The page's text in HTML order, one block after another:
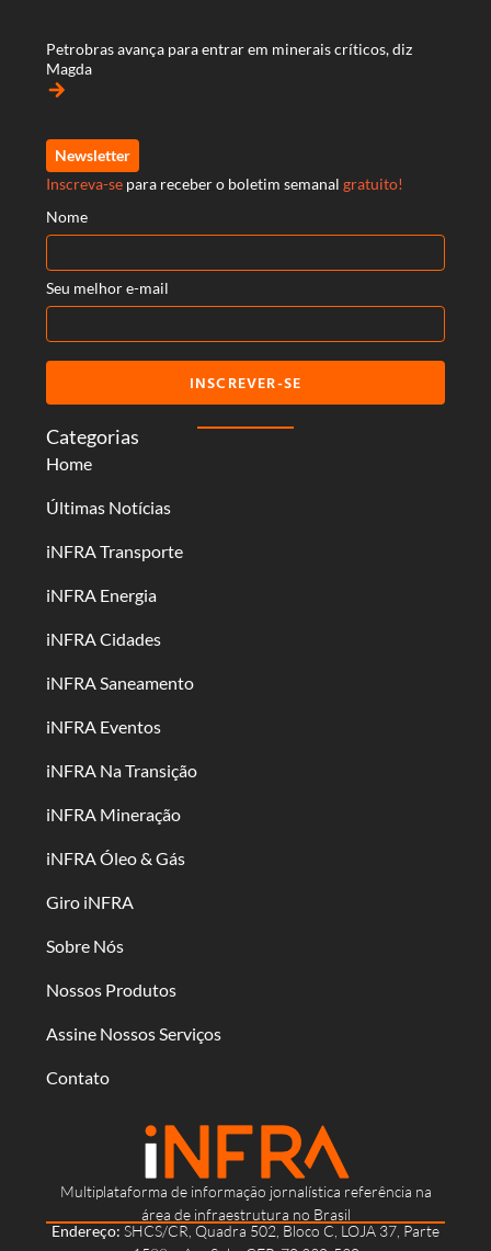
Multiplataforma de informação jornalística referência na
área de infraestrutura no Brasil
Endereço: SHCS/CR, Quadra 502, Bloco C, LOJA 37, Parte
Categorias
Home
Últimas Notícias
iNFRA Transporte
iNFRA Energia
iNFRA Cidades
iNFRA Saneamento
iNFRA Eventos
iNFRA Na Transição
iNFRA Mineração
iNFRA Óleo & Gás
Giro iNFRA
Sobre Nós
Nossos Produtos
Assine Nossos Serviços
Contato
Petrobras avança para entrar em minerais críticos, diz
Magda
arrow_forward
Newsletter
Inscreva-se para receber o boletim semanal gratuito!
Nome
Seu melhor e-mail
INSCREVER-SE